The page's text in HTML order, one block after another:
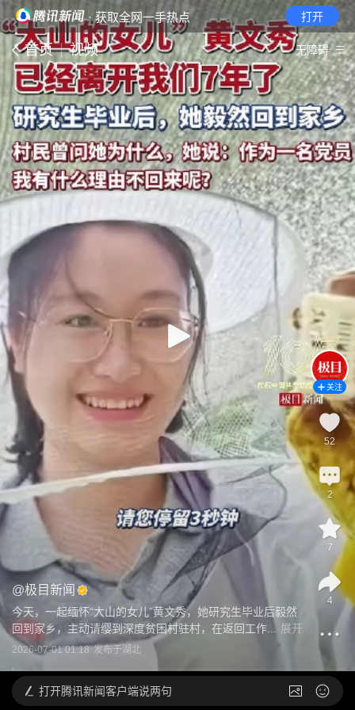
· 获取全网一手热点 打开
首页 视频 无障碍
@极目新闻
今天，一起缅怀“大山的女儿”黄文秀，她研究生毕业后毅然
回到家乡，主动请缨到深度贫困村驻村，在返回工作... 展开
2026-07-01 01:18 发布于湖北
关注
52
2
7
4
打开腾讯新闻客户端说两句